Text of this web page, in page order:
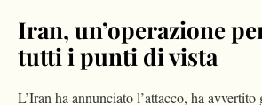
Iran, un’operazione
tutti i punti di vista
L’Iran ha annunciato l’attacco, ha